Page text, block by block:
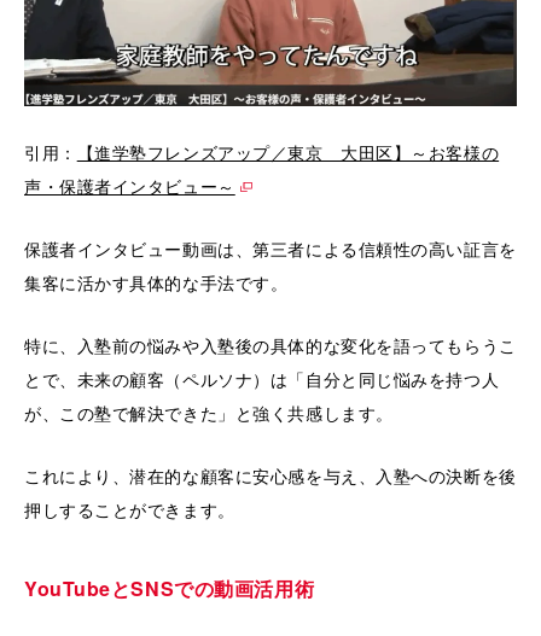
引用：
【進学塾フレンズアップ／東京 大田区】～お客様の
声・保護者インタビュー～
保護者インタビュー動画は、第三者による信頼性の高い証言を
集客に活かす具体的な手法です。
特に、入塾前の悩みや入塾後の具体的な変化を語ってもらうこ
とで、未来の顧客（ペルソナ）は「自分と同じ悩みを持つ人
が、この塾で解決できた」と強く共感します。
これにより、潜在的な顧客に安心感を与え、入塾への決断を後
押しすることができます。
YouTubeとSNSでの動画活用術